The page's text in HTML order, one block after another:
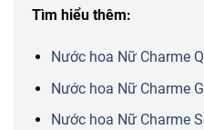
Tìm hiểu thêm:
Nước hoa Nữ Charme
Nước hoa Nữ Charme
Nước hoa Nữ Charme